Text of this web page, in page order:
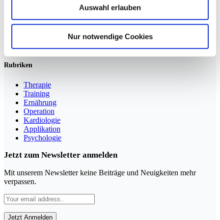
Auswahl erlauben
Nur notwendige Cookies
Sportmedizin für Ärzte, Therapeuten und Trainer
Rubriken
Therapie
Training
Ernährung
Operation
Kardiologie
Applikation
Psychologie
Jetzt zum Newsletter anmelden
Mit unserem Newsletter keine Beiträge und Neuigkeiten mehr
verpassen.